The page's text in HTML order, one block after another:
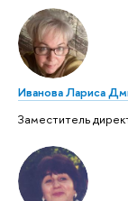
Иванова Лариса
Заместитель